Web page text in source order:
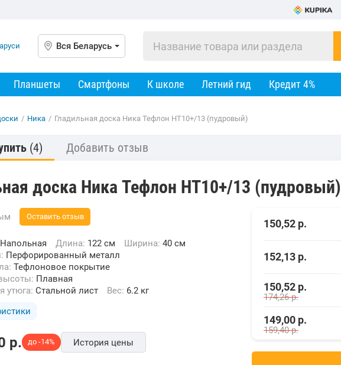
Вся Беларусь
Планшеты Смартфоны К школе Летний гид Кредит 4%
/ Ника / Гладильная доска Ника Тефлон НТ10+/13 (пудровый)
(4) Добавить отзыв
доска Ника Тефлон НТ10+/13 (пудровый)
Оставить отзыв
Напольная Длина: 122 см Ширина: 40 см
Перфорированный металл
Тефлоновое покрытие
Плавная
утюга: Стальной лист Вес: 6.2 кг
p. до -14% История цены
150,52 р.
152,13 р.
150,52 р.
174,26р.
149,00 р.
159,40р.